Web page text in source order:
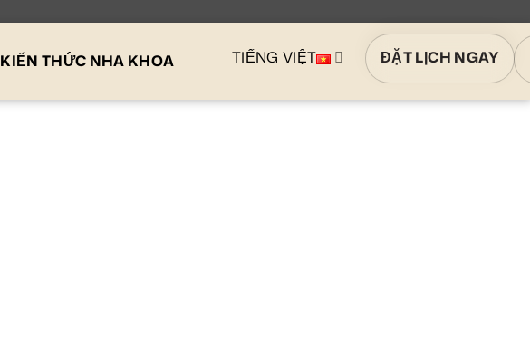
KIẾN THỨC NHA KHOA TIẾNG VIỆT ĐẶT LỊCH NGAY